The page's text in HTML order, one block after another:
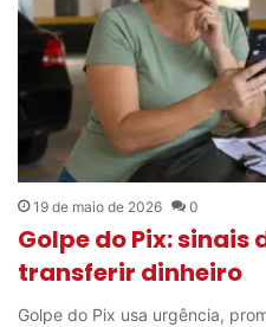
19 de maio de 2026 0
Golpe do Pix: sinais
transferir dinheiro
Golpe do Pix usa urgência,